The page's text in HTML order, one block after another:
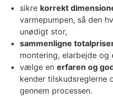
sikre korrekt
varmepumpen, så den
unødigt stor,
sammenligne
montering, elarbejde og
vælge en erfaren og
kender tilskudsreglerne
gennem processen.